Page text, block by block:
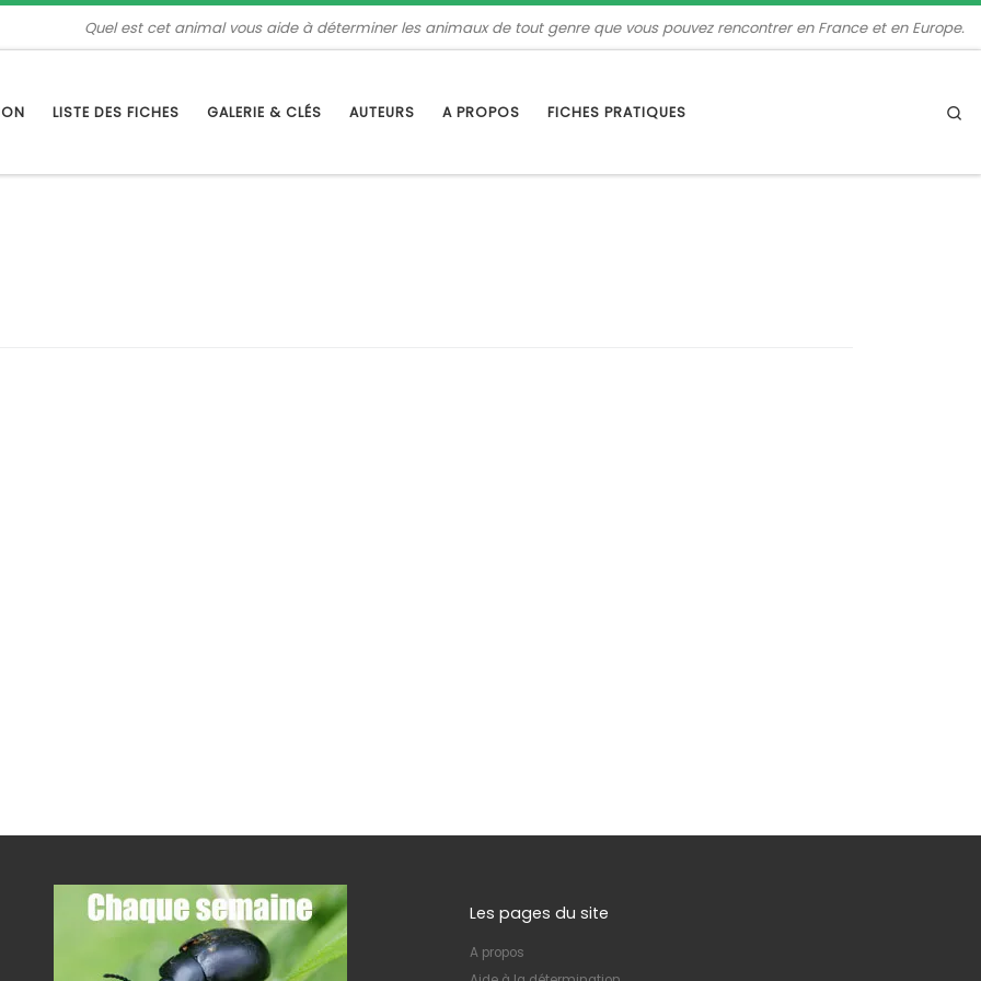
Quel est cet animal vous aide à déterminer les animaux de tout genre que vous pouvez rencontrer en France et en Europe.
LISTE DES FICHES GALERIE & CLÉS AUTEURS A PROPOS FICHES PRATIQUES
Les pages du site
A propos